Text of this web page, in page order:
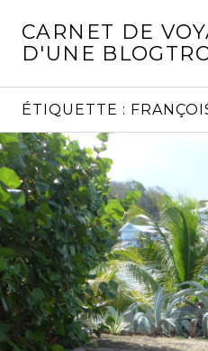
contenu
CARNET DE
D'UNE
ÉTIQUETTE :